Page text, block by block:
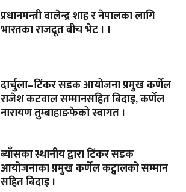
प्रधानमन्त्री वालेन्द्र शाह र नेपालका लागि
भारतका राजदूत बीच भेट । ।
दार्चुला–टिंकर सडक आयोजना प्रमुख कर्णेल
राजेश कटवाल सम्मानसहित बिदाइ, कर्णेल
नारायण तुम्बाहाङफेको स्वागत ।
ब्याँसका स्थानीय द्वारा टिंकर सडक
आयोजनाका प्रमुख कर्णेल कट्वालको सम्मान
सहित बिदाइ ।